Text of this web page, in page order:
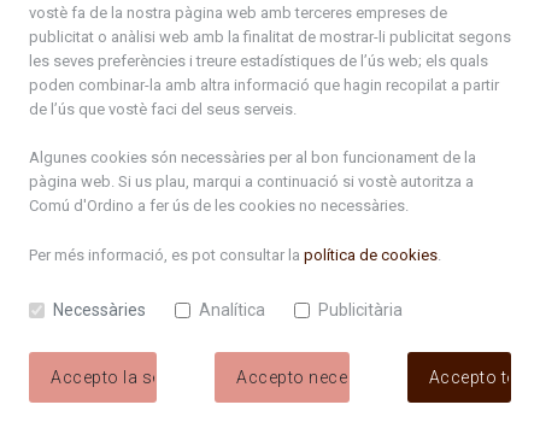
De Dl. a Dv. : de 8 a 16h (els divendres a partir de l'1 de juny
fins al divendres de la setmana de Meritxell : de 8 a 14h)
Rep tota l'actualitat del Comú d'Ordino en el teu correu
Subscriu-te
vostè fa de la nostra pàgina web amb terceres empreses de
publicitat o anàlisi web amb la finalitat de mostrar-li publicitat segons
les seves preferències i treure estadístiques de l’ús web; els quals
poden combinar-la amb altra informació que hagin recopilat a partir
de l’ús que vostè faci del seus serveis.
Algunes cookies són necessàries per al bon funcionament de la
pàgina web. Si us plau, marqui a continuació si vostè autoritza a
Comú d'Ordino a fer ús de les cookies no necessàries.
Per més informació, es pot consultar la política de cookies.
Necessàries Analítica Publicitària
Accepto la selecció Accepto necessàries Accepto